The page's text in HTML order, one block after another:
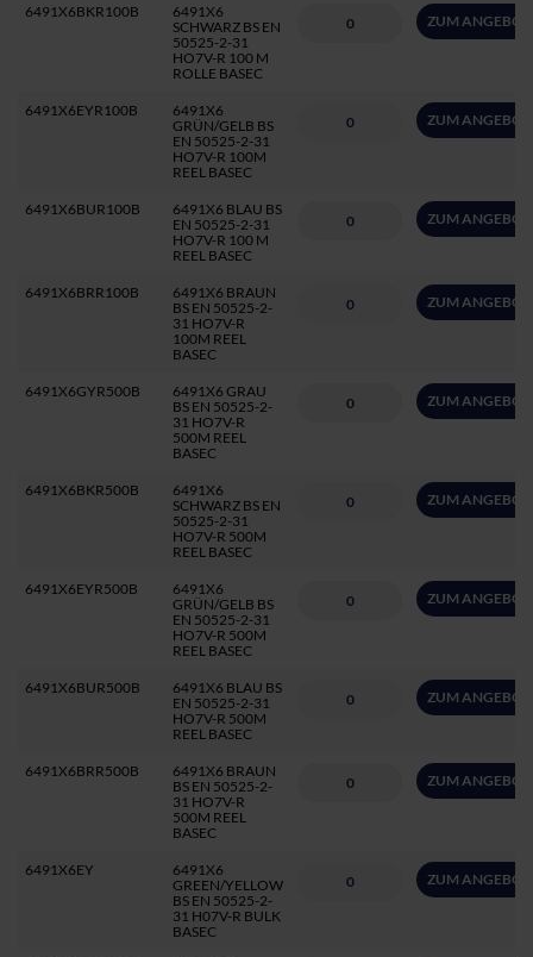
6491X6BKR100B
6491X6
SCHWARZ BS EN
50525-2-31
HO7V-R 100 M
ROLLE BASEC
ZUM
6491X6EYR100B
6491X6
GRÜN/GELB BS
EN 50525-2-31
HO7V-R 100M
REEL BASEC
ZUM
6491X6BUR100B
6491X6 BLAU BS
EN 50525-2-31
HO7V-R 100 M
REEL BASEC
ZUM
6491X6BRR100B
6491X6 BRAUN
BS EN 50525-2-
31 HO7V-R
100M REEL
BASEC
ZUM
6491X6GYR500B
6491X6 GRAU
BS EN 50525-2-
31 HO7V-R
500M REEL
BASEC
ZUM
6491X6BKR500B
6491X6
SCHWARZ BS EN
50525-2-31
HO7V-R 500M
REEL BASEC
ZUM
6491X6EYR500B
6491X6
GRÜN/GELB BS
EN 50525-2-31
HO7V-R 500M
REEL BASEC
ZUM
6491X6BUR500B
6491X6 BLAU BS
EN 50525-2-31
HO7V-R 500M
REEL BASEC
ZUM
6491X6BRR500B
6491X6 BRAUN
BS EN 50525-2-
31 HO7V-R
500M REEL
BASEC
ZUM
6491X6EY
6491X6
GREEN/YELLOW
BS EN 50525-2-
31 H07V-R BULK
BASEC
ZUM